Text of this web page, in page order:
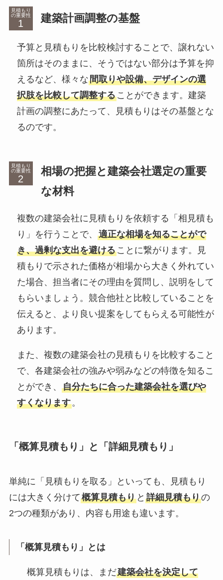
見積もり
の重要性
建築計画調整の基盤
予算と見積もりを比較検討することで、譲れない
箇所はそのままに、そうではない部分は予算を抑
えるなど、様々な間取りや設備、デザインの選
択肢を比較して調整することができます。建築
計画の調整にあたって、見積もりはその基盤とな
るのです。
見積もり
の重要性
相場の把握と建築会社選定の重要
な材料
複数の建築会社に見積もりを依頼する「相見積も
り」を行うことで、 適正な相場を知ることがで
き、過剰な支出を避けることに繋がります。見
積もりで示された価格が相場から大きく外れてい
た場合、担当者にその理由を質問し、説明をして
もらいましょう。競合他社と比較していることを
伝えると、より良い提案をしてもらえる可能性が
あります。
また、複数の建築会社の見積もりを比較すること
で、各建築会社の強みや弱みなどの特徴を知るこ
とができ、 自分たちに合った建築会社を選びや
すくなります。
「概算見積もり」と「詳細見積もり」
単純に「見積もりを取る」といっても、見積もり
には大きく分けて概算見積もりと 詳細見積もりの
2つの種類があり、内容も用途も違います。
「概算見積もり」とは
概算見積もりは、まだ建築会社を決定して